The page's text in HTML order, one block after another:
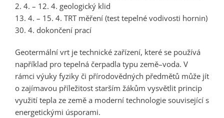
2. 4. – 12. 4. geologický klid
13. 4. – 15. 4. TRT měření (test tepelné vodivosti hornin)
30. 4. dokončení prací
Geotermální vrt je technické zařízení, které se používá
například pro tepelná čerpadla typu země–voda. V
rámci výuky fyziky či přírodovědných předmětů může jít
o zajímavou příležitost starším žákům vysvětlit princip
využití tepla ze země a moderní technologie související s
energetickými úsporami.